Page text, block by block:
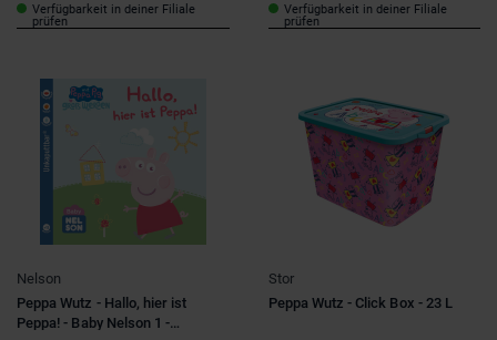
Verfügbarkeit in deiner Filiale
prüfen
Verfügbarkeit in deiner Filiale
prüfen
Nelson
Peppa Wutz - Hallo, hier ist
Peppa! - Baby Nelson 1 -
Stor
Peppa Wutz - Click Box - 23 L